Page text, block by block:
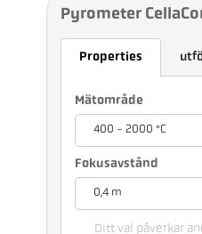
Pyrometer
Properties
Mätområde
400 - 2000 °C
Fokusavstånd
0,4 m
Ditt val påverkar